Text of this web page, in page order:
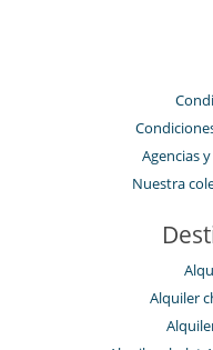
Agencias
Nuestra
Alquiler